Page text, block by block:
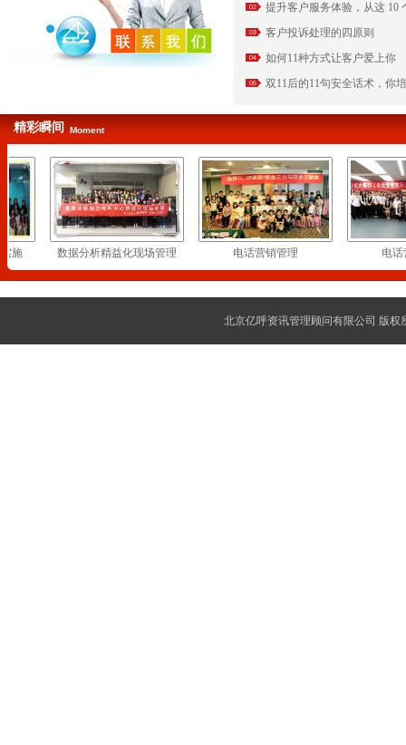
02 提升客户服务体验，从这 10
03 客户投诉处理的四原则
04 如何11种方式让客户爱上你
05 双11后的11句安全话术，你
精彩瞬间 Moment
施 数据分析精益化现场管理 电话营销管理 电话
北京亿呼资讯管理顾问有限公司 版权